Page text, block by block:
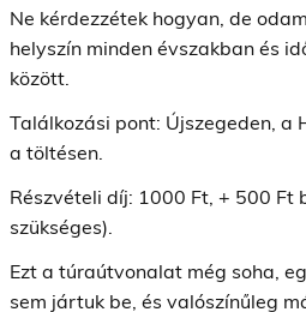
Ne kérdezzétek hogyan, de
helyszín minden évszakban és
között.
Találkozási pont: Újszegeden, a
a töltésen.
Részvételi díj: 1000 Ft, + 500 Ft
szükséges).
Ezt a túraútvonalat még soha,
sem jártuk be, és valószínűleg